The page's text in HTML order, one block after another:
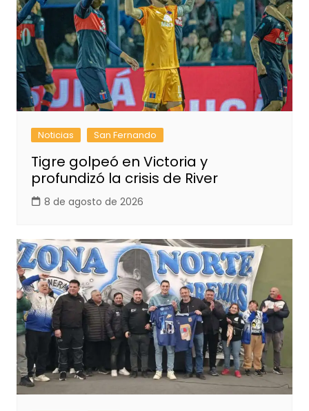
Noticias San Fernando
Tigre golpeó en Victoria y
profundizó la crisis de River
8 de agosto de 2026